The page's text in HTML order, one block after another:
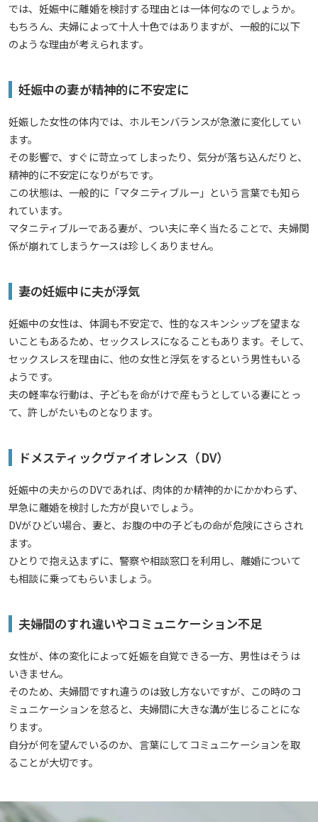
では、妊娠中に離婚を検討する理由とは一体何なのでしょうか。
もちろん、夫婦によって十人十色ではありますが、一般的に以下
のような理由が考えられます。
妊娠中の妻が精神的に不安定に
妊娠した女性の体内では、ホルモンバランスが急激に変化してい
ます。
その影響で、すぐに苛立ってしまったり、気分が落ち込んだりと、
精神的に不安定になりがちです。
この状態は、一般的に「マタニティブルー」という言葉でも知ら
れています。
マタニティブルーである妻が、つい夫に辛く当たることで、夫婦関
係が崩れてしまうケースは珍しくありません。
妻の妊娠中に夫が浮気
妊娠中の女性は、体調も不安定で、性的なスキンシップを望まな
いこともあるため、セックスレスになることもあります。そして、
セックスレスを理由に、他の女性と浮気をするという男性もいる
ようです。
夫の軽率な行動は、子どもを命がけで産もうとしている妻にとっ
て、許しがたいものとなります。
ドメスティックヴァイオレンス（DV）
妊娠中の夫からのDVであれば、肉体的か精神的かにかかわらず、
早急に離婚を検討した方が良いでしょう。
DVがひどい場合、妻と、お腹の中の子どもの命が危険にさらされ
ます。
ひとりで抱え込まずに、警察や相談窓口を利用し、離婚について
も相談に乗ってもらいましょう。
夫婦間のすれ違いやコミュニケーション不足
女性が、体の変化によって妊娠を自覚できる一方、男性はそうは
いきません。
そのため、夫婦間ですれ違うのは致し方ないですが、この時のコ
ミュニケーションを怠ると、夫婦間に大きな溝が生じることにな
ります。
自分が何を望んでいるのか、言葉にしてコミュニケーションを取
ることが大切です。